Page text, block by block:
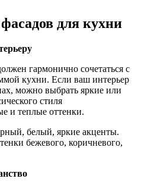
для кухни
гармонично сочетаться с
кухни. Если ваш интерьер
можно выбрать яркие или
стиля
и теплые оттенки.
белый, яркие акценты.
бежевого, коричневого,